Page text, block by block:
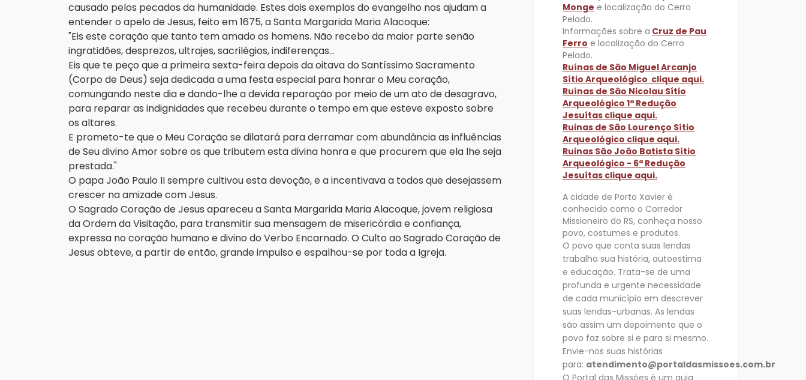
causado pelos pecados da humanidade. Estes dois exemplos do evangelho nos ajudam a
entender o apelo de Jesus, feito em 1675, a Santa Margarida Maria Alacoque:
"Eis este coração que tanto tem amado os homens. Não recebo da maior parte senão
ingratidões, desprezos, ultrajes, sacrilégios, indiferenças…
Eis que te peço que a primeira sexta-feira depois da oitava do Santíssimo Sacramento
(Corpo de Deus) seja dedicada a uma festa especial para honrar o Meu coração,
comungando neste dia e dando-lhe a devida reparação por meio de um ato de desagravo,
para reparar as indignidades que recebeu durante o tempo em que esteve exposto sobre
os altares.
E prometo-te que o Meu Coração se dilatará para derramar com abundância as influências
de Seu divino Amor sobre os que tributem esta divina honra e que procurem que ela lhe seja
prestada."
O papa João Paulo II sempre cultivou esta devoção, e a incentivava a todos que desejassem
crescer na amizade com Jesus.
O Sagrado Coração de Jesus apareceu a Santa Margarida Maria Alacoque, jovem religiosa
da Ordem da Visitação, para transmitir sua mensagem de misericórdia e confiança,
expressa no coração humano e divino do Verbo Encarnado. O Culto ao Sagrado Coração de
Jesus obteve, a partir de então, grande impulso e espalhou-se por toda a Igreja.
Monge e localização do Cerro
Pelado.
Informações sobre a Cruz de Pau
Ferro e localização do Cerro
Pelado.
Ruínas de São Miguel Arcanjo
Sítio Arqueológico clique aqui.
Ruínas de São Nicolau Sítio
Arqueológico 1ª Redução
Jesuítas clique aqui.
Ruinas de São Lourenço Sítio
Arqueológico clique aqui.
Ruinas São João Batista Sítio
Arqueológico - 6ª Redução
Jesuítas clique aqui.
A cidade de Porto Xavier é
conhecido como o Corredor
Missioneiro do RS, conheça nosso
povo, costumes e produtos.
O povo que conta suas lendas
trabalha sua história, autoestima
e educação. Trata-se de uma
profunda e urgente necessidade
de cada município em descrever
suas lendas-urbanas. As lendas
são assim um depoimento que o
povo faz sobre si e para si mesmo.
Envie-nos suas histórias
para: atendimento@portaldasmissoes.com.br
O Portal das Missões é um guia